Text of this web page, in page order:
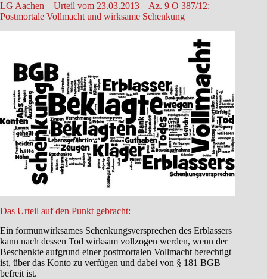
LG Aachen – Urteil vom 23.03.2013 – Az. 9 O 387/12:
Postmortale Vollmacht und wirksame Schenkung
Das Urteil auf den Punkt gebracht:
Ein formunwirksames Schenkungsversprechen des Erblassers
kann nach dessen Tod wirksam vollzogen werden, wenn der
Beschenkte aufgrund einer postmortalen Vollmacht berechtigt
ist, über das Konto zu verfügen und dabei von § 181 BGB
befreit ist.